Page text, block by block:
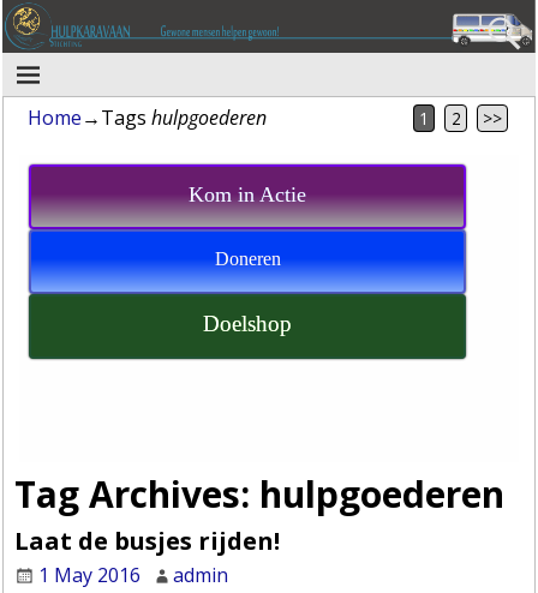
Home→Tagshulpgoederen 1 2 >>
Kom in Actie
Doneren
Doelshop
Tag Archives: hulpgoederen
Laat de busjes rijden!
1 May 2016
admin